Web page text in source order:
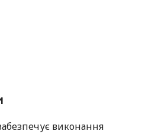
виконання